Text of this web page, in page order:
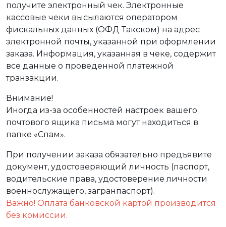
получите электронный чек. Электронные
кассовые чеки высылаются оператором
фискальных данных (ОФД Такском) на адрес
электронной почты, указанной при оформлении
заказа. Информация, указанная в чеке, содержит
все данные о проведенной платежной
транзакции.
Внимание!
Иногда из-за особенностей настроек вашего
почтового ящика письма могут находиться в
папке «Спам».
При получении заказа обязательно предъявите
документ, удостоверяющий личность (паспорт,
водительские права, удостоверение личности
военнослужащего, загранпаспорт).
Важно! Оплата банковской картой производится
без комиссии.